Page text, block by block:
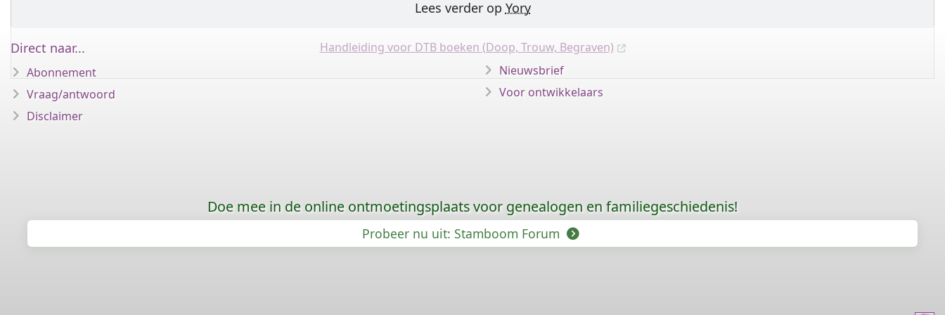
Lees verder op Yory
Handleiding voor DTB boeken (Doop, Trouw, Begraven)
Direct naar...
Abonnement
Vraag/antwoord
Disclaimer
Nieuwsbrief
Voor ontwikkelaars
Doe mee in de online ontmoetingsplaats voor genealogen en familiegeschiedenis!
Probeer nu uit: Stamboom Forum